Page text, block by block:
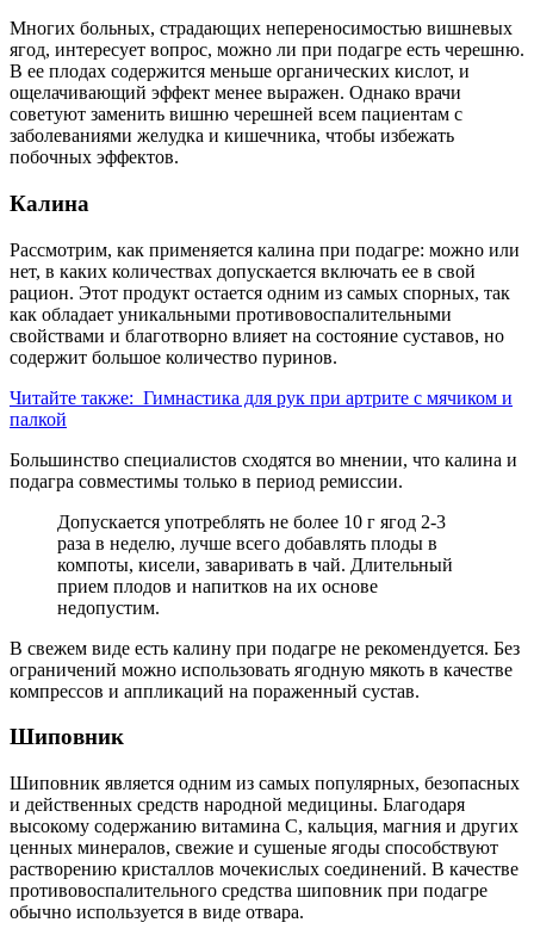
Многих больных, страдающих непереносимостью вишневых
ягод, интересует вопрос, можно ли при подагре есть черешню.
В ее плодах содержится меньше органических кислот, и
ощелачивающий эффект менее выражен. Однако врачи
советуют заменить вишню черешней всем пациентам с
заболеваниями желудка и кишечника, чтобы избежать
побочных эффектов.
Калина
Рассмотрим, как применяется калина при подагре: можно или
нет, в каких количествах допускается включать ее в свой
рацион. Этот продукт остается одним из самых спорных, так
как обладает уникальными противовоспалительными
свойствами и благотворно влияет на состояние суставов, но
содержит большое количество пуринов.
Читайте также: Гимнастика для рук при артрите с мячиком и
палкой
Большинство специалистов сходятся во мнении, что калина и
подагра совместимы только в период ремиссии.
Допускается употреблять не более 10 г ягод 2-3
раза в неделю, лучше всего добавлять плоды в
компоты, кисели, заваривать в чай. Длительный
прием плодов и напитков на их основе
недопустим.
В свежем виде есть калину при подагре не рекомендуется. Без
ограничений можно использовать ягодную мякоть в качестве
компрессов и аппликаций на пораженный сустав.
Шиповник
Шиповник является одним из самых популярных, безопасных
и действенных средств народной медицины. Благодаря
высокому содержанию витамина С, кальция, магния и других
ценных минералов, свежие и сушеные ягоды способствуют
растворению кристаллов мочекислых соединений. В качестве
противовоспалительного средства шиповник при подагре
обычно используется в виде отвара.